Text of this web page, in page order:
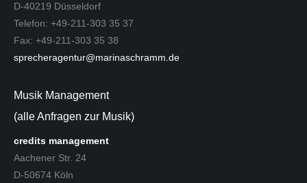
D-40219 Düsseldorf
Telefon: +49-211-303 35 37
Fax: +49-211-303 35 38
sprecheragentur@marinaschramm.de
Musik Management
(alle Anfragen zur Musik)
credits management
Aachener Str. 24
D-50674 Köln